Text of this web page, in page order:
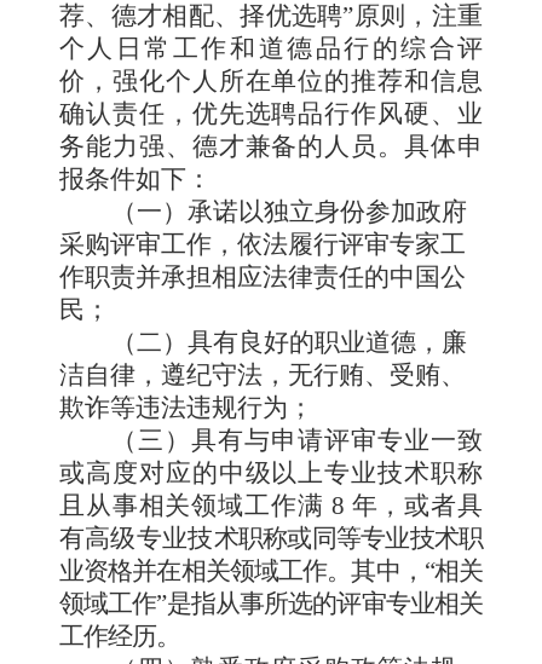
荐、德才相配、择优选聘”原则，注重
个人日常工作和道德品行的综合评
价，强化个人所在单位的推荐和信息
确认责任，优先选聘品行作风硬、业
务能力强、德才兼备的人员。具体申
报条件如下：
（一） 承诺以独立身份参加政府
采购评审工作，依法履行评审专家工
作职责并承担相应法律责任的中国公
民；
（二） 具有良好的职业道德，廉
洁自律，遵纪守法，无行贿、受贿、
欺诈等违法违规行为；
（三） 具有与申请评审专业一致
或高度对应的中级以上专业技术职称
且从事相关领域工作满 8 年，或者具
有高级专业技术职称或同等专业技术职
业资格并在相关领域工作。其中， “相关
领域工作”是指从事所选的评审专业相关
工作经历。